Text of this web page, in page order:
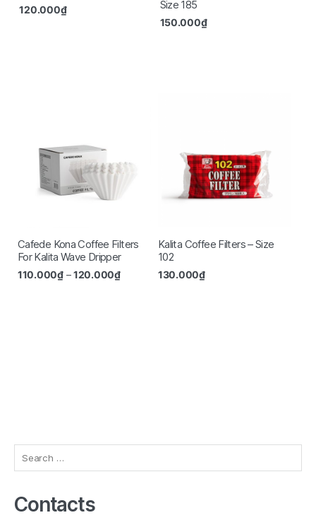
120.000₫
Size 185
150.000₫
Cafede Kona Coffee Filters
For Kalita Wave Dripper
110.000₫–120.000₫
Kalita Coffee Filters – Size
102
130.000₫
for:
Contacts